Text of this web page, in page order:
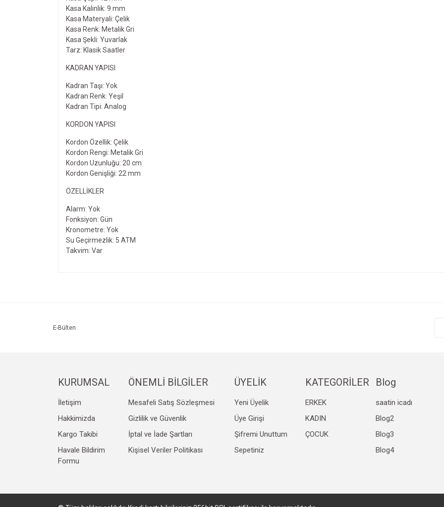
Kasa Kalinlik: 9 mm
Kasa Materyali: Çelik
Kasa Renk: Metalik Gri
Kasa Şekli: Yuvarlak
Tarz: Klasik Saatler
KADRAN YAPISI
Kadran Taşı: Yok
Kadran Renk: Yeşil
Kadran Tipi: Analog
KORDON YAPISI
Kordon Özellik: Çelik
Kordon Rengi: Metalik Gri
Kordon Uzunluğu: 20 cm
Kordon Genişliği: 22 mm
ÖZELLIKLER
Alarm: Yok
Fonksiyon: Gün
Kronometre: Yok
Su Geçirmezlik: 5 ATM
Takvim: Var
Gönder
E-Bülten
KURUMSAL
İletişim
Hakkimizda
Kargo Takibi
Havale Bildirim
Formu
ÖNEMLİ BİLGİLER
Mesafeli Satış Sözleşmesi
Gizlilik ve Güvenlik
İptal ve İade Şartları
Kişisel Veriler Politikası
ÜYELİK
Yeni Üyelik
Üye Girişi
Şifremi Unuttum
Sepetiniz
KATEGORİLER
ERKEK
KADIN
ÇOCUK
Blog
saatin icadı
Blog2
Blog3
Blog4